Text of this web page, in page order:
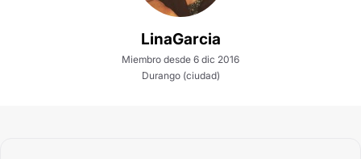
LinaGarcia
Miembro desde 6 dic 2016
Durango (ciudad)